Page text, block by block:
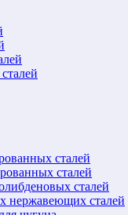
сталей
сталей
сталей
нержавеющих сталей